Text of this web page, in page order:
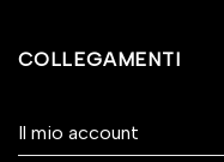
COLLEGAMENTI
Il mio account